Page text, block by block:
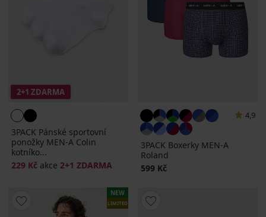
2+1 ZDARMA
3PACK Pánské sportovní
ponožky MEN-A Colin
kotníko...
229 Kč akce 2+1 ZDARMA
4,9
3PACK Boxerky MEN-A
Roland
599 Kč
NEW
LIMITED